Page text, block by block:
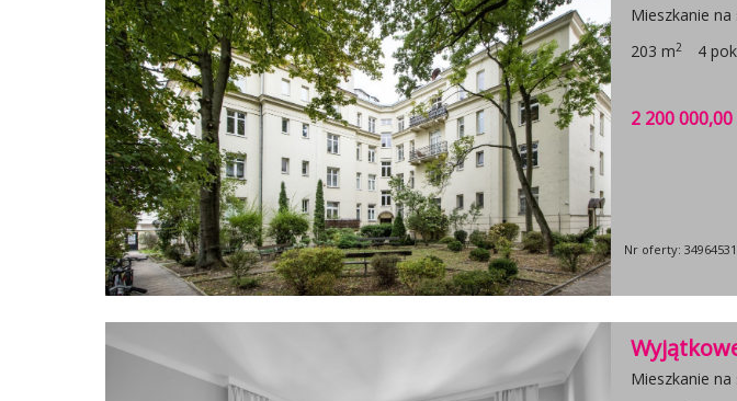
Mieszkanie na
203 m2 4
2 200
Nr oferty:
Mieszkanie